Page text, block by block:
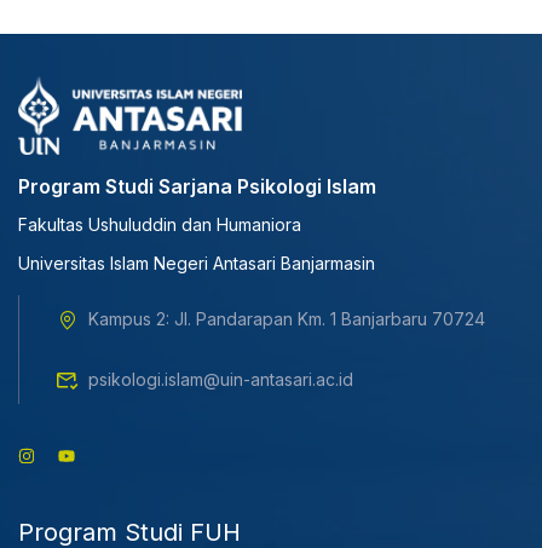
Program Studi Sarjana Psikologi Islam
Fakultas Ushuluddin dan Humaniora
Universitas Islam Negeri Antasari Banjarmasin
Kampus 2: Jl. Pandarapan Km. 1 Banjarbaru 70724
psikologi.islam@uin-antasari.ac.id
Program Studi FUH